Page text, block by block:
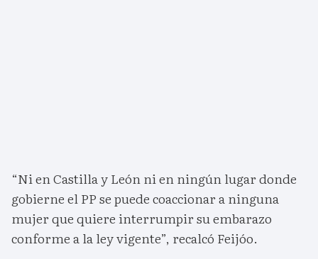
“Ni en Castilla y León ni en ningún lugar donde
gobierne el PP se puede coaccionar a ninguna
mujer que quiere interrumpir su embarazo
conforme a la ley vigente”, recalcó Feijóo.